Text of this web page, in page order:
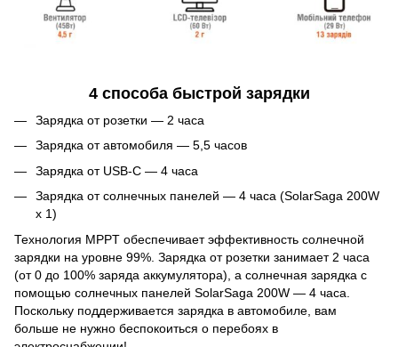
4 способа быстрой зарядки
Зарядка от розетки — 2 часа
Зарядка от автомобиля — 5,5 часов
Зарядка от USB-C — 4 часа
Зарядка от солнечных панелей — 4 часа (SolarSaga 200W
x 1)
Технология MPPT обеспечивает эффективность солнечной
зарядки на уровне 99%. Зарядка от розетки занимает 2 часа
(от 0 до 100% заряда аккумулятора), а солнечная зарядка с
помощью солнечных панелей SolarSaga 200W — 4 часа.
Поскольку поддерживается зарядка в автомобиле, вам
больше не нужно беспокоиться о перебоях в